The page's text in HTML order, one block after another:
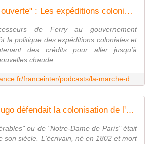
"La séance est ouverte" : Les expéditions coloniales : le débat Ferry-Clemenceau de 1885
de Ferry au gouvernement
la politique des expéditions coloniales et
des crédits pour aller jusqu'à
chaude...
Quand Victor Hugo défendait la colonisation de l'Afrique
ou de "Notre-Dame de Paris" était
son siècle. L'écrivain, né en 1802 et mort